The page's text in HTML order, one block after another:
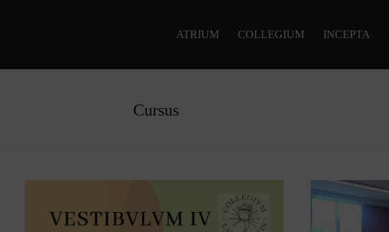
ATRIUM COLLEGIUM INCEPTA
Cursus